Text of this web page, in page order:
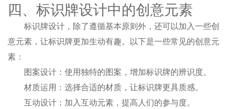
四、标识牌设计中的创意元素
标识牌设计，除了遵循基本原则外，还可以加入一些创
意元素，让标识牌更加生动有趣。以下是一些常见的创意元
素：
图案设计：使用独特的图案，增加标识牌的辨识度。
材质运用：选择合适的材质，让标识牌更具质感。
互动设计：加入互动元素，提高人们的参与度。